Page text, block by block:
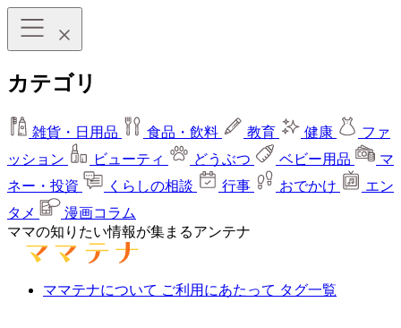
カテゴリ
雑貨・日用品 食品・飲料 教育 健康
ファ
ッション
ビューティ どうぶつ ベビー用品
マ
ネー・投資
くらしの相談 行事 おでかけ
エン
タメ
漫画コラム
ママの知りたい情報が集まるアンテナ
ママテナについて ご利用にあたって タグ一覧